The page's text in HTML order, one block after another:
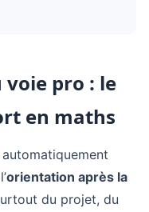
voie pro : le
en maths
orientation après la
du projet, du